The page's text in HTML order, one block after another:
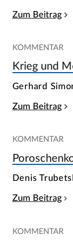
Zum Beitrag
KOMMENTAR
Krieg und
Gerhard
Zum Beitrag
KOMMENTAR
Denis
Zum Beitrag
KOMMENTAR